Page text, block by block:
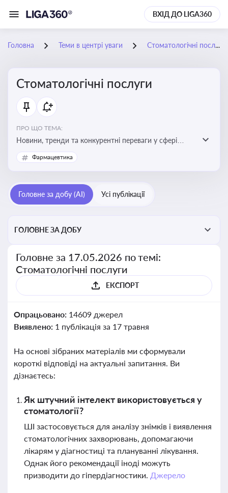
ВХІД ДО LIGA360
Головна Теми в центрі уваги Стоматологічні послуги
Стоматологічні послуги
ПРО ЩО ТЕМА:
Новини, тренди та конкурентні переваги у сфері
стоматологічних послуг. Використання новітніх
технологій та стратегій для покращення
Фармацевтика
Головне за добу (AI) Усі публікації
ГОЛОВНЕ ЗА ДОБУ
Головне за 17.05.2026 по темі:
Стоматологічні послуги
ЕКСПОРТ
Опрацьовано: 14609 джерел
Виявлено: 1 публікація за 17 травня
На основі зібраних матеріалів ми сформували
короткі відповіді на актуальні запитання. Ви
дізнаєтесь:
Як штучний інтелект використовується у
стоматології?
ШІ застосовується для аналізу знімків і виявлення
стоматологічних захворювань, допомагаючи
лікарям у діагностиці та плануванні лікування.
Однак його рекомендації іноді можуть
призводити до гіпердіагностики. Джерело